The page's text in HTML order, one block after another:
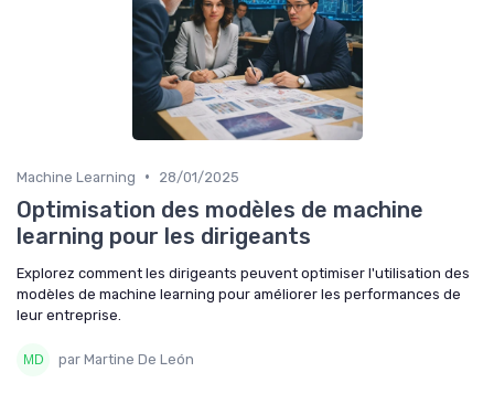
Machine Learning • 28/01/2025
Optimisation des modèles de machine
learning pour les dirigeants
Explorez comment les dirigeants peuvent optimiser l'utilisation des
modèles de machine learning pour améliorer les performances de
leur entreprise.
par Martine De León